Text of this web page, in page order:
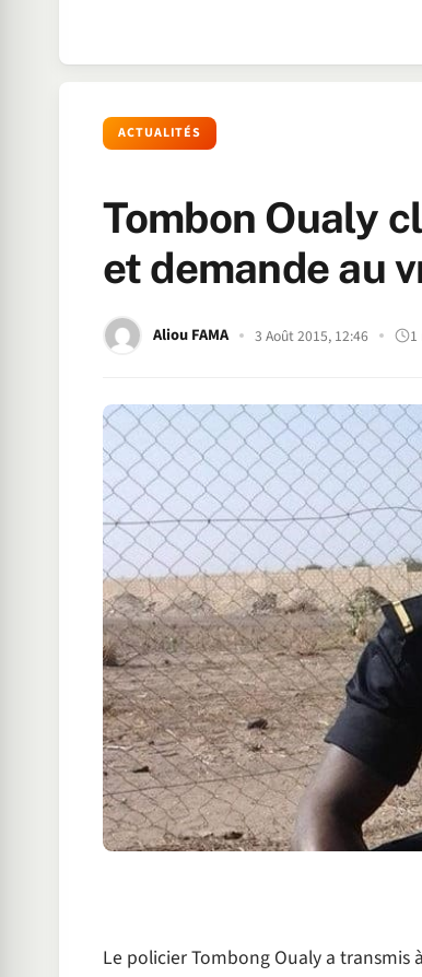
ACTUALITÉS
Tombon Oualy
et demande au
Aliou FAMA 3 Août 2015, 12:46 1
Le policier Tombong Oualy a transmis